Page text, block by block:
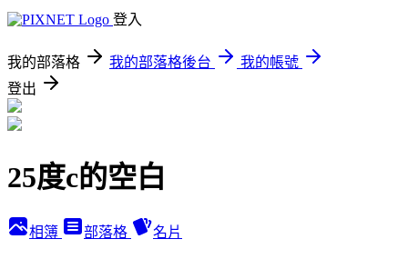
登入
我的部落格 我的部落格後台
我的帳號
登出
25度c的空白
相簿 部落格 名片